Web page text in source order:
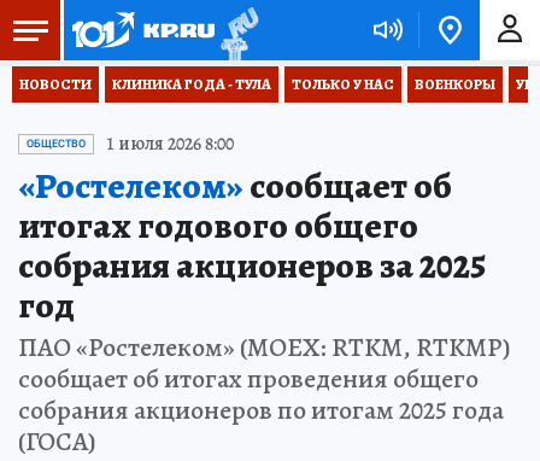
НОВОСТИ КЛИНИКА ГОДА - ТУЛА ТОЛЬКО У НАС ВОЕНКОРЫ
ОБЩЕСТВО 1 июля 2026 8:00
«Ростелеком»сообщает об
итогах годового общего
собрания акционеров за 2025
год
ПАО «Ростелеком» (MOEX: RTKM, RTKMP)
сообщает об итогах проведения общего
собрания акционеров по итогам 2025 года
(ГОСА)